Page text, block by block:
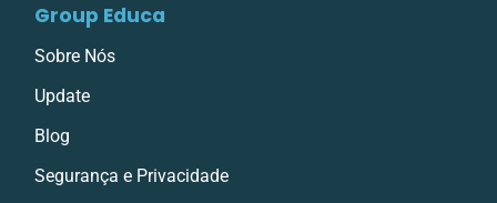
Group Educa
Sobre Nós
Update
Blog
Segurança e Privacidade